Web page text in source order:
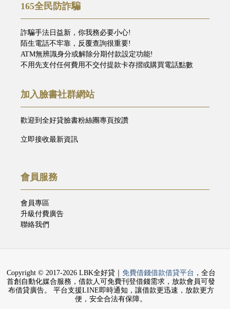
165全民防詐騙
詐騙手法日益新，你我務必要小心!
陌生電話不牢靠，反覆查詢很重要!
ATM無辨識身分或解除分期付款設定功能!
不用先支付任何費用不交付提款卡存摺或購買電話點數
加入臉書社群網站
歡迎到全好貸臉書粉絲團專頁按讚
立即接收最新資訊
會員服務
會員專區
升級付費廣告
聯絡我們
Copyright © 2017-2026 LBK全好貸｜ 免費借錢借款借貸平台 ，全台
首創自動化媒合服務，借款人可免費刊登借錢需求，放款會員可發
布借貸廣告。 平台支援LINE即時通知，讓借款更迅速，放款更方
便，安全合法有保障。